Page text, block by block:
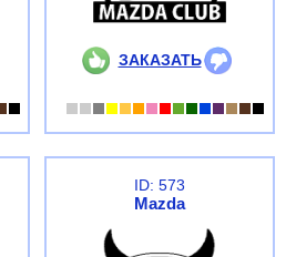
ЗАКАЗАТЬ
ID: 573
Mazda